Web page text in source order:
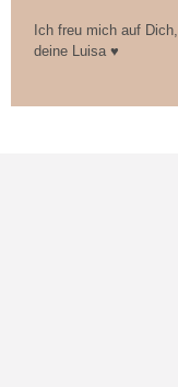
Ich freu mich auf Dich,
deine Luisa ♥️